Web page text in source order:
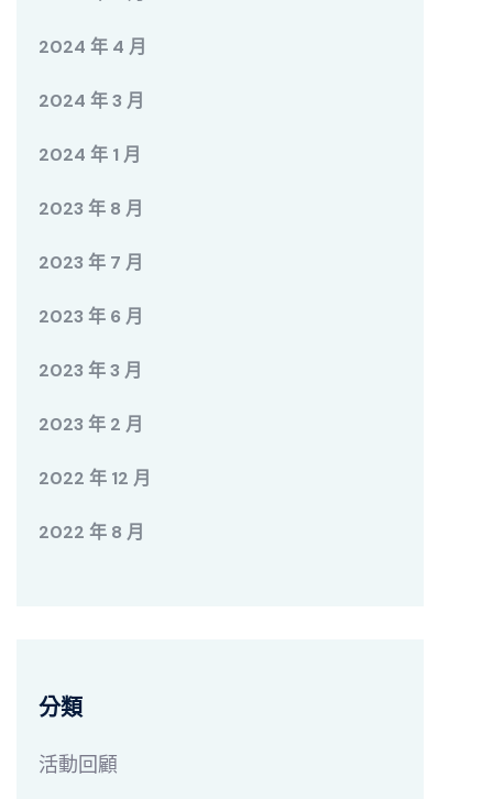
2024 年 4 月
2024 年 3 月
2024 年 1 月
2023 年 8 月
2023 年 7 月
2023 年 6 月
2023 年 3 月
2023 年 2 月
2022 年 12 月
2022 年 8 月
分類
活動回顧